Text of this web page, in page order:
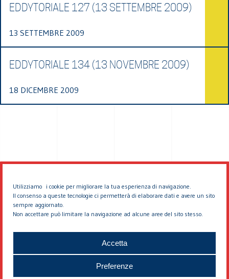
Utilizziamo i cookie per migliorare la tua esperienza di navigazione.
Il consenso a queste tecnologie ci permetterà di elaborare dati e avere un sito
sempre aggiornato.
Non accettare può limitare la navigazione ad alcune aree del sito stesso.
Accetta
Preferenze
EDDYTORIALE 127 (13 SETTEMBRE 2009)
13 SETTEMBRE 2009
EDDYTORIALE 134 (13 NOVEMBRE 2009)
18 DICEMBRE 2009
© 2026 EDDYBURG